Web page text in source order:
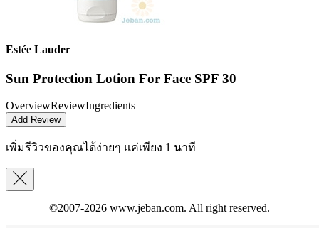
Estée Lauder
Sun Protection Lotion For Face SPF 30
OverviewReviewIngredients
Add Review
เพิ่มรีวิวของคุณได้ง่ายๆ แค่เพียง 1 นาที
©2007-2026 www.jeban.com. All right reserved.